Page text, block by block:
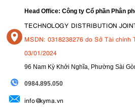
Head Office: Công ty Cổ phần Phân
TECHNOLOGY DISTRIBUTION
MSDN: 0318238276 do Sở Tài chính
03/01/2024
96 Nam Kỳ Khởi Nghĩa, Phường Sài
0984.895.050
info@kyma.vn